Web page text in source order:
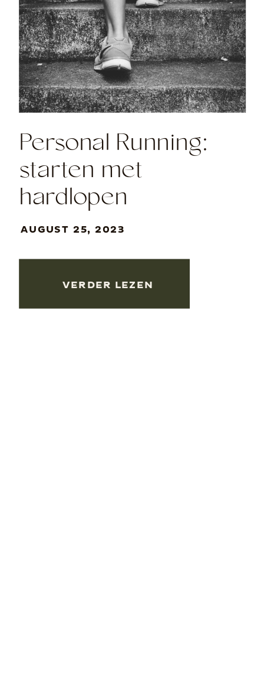
AUGUST 25, 2023
Personal Running:
starten met
hardlopen
VERDER LEZEN